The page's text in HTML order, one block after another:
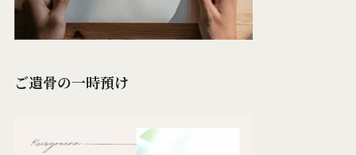
ご遺骨の一時預け